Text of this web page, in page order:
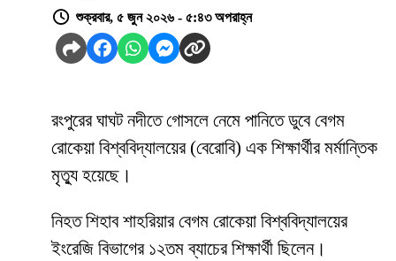
শুক্রবার, ৫ জুন ২০২৬ - ৫:৪৩ অপরাহ্ন
রংপুরের ঘাঘট নদীতে গোসলে নেমে পানিতে ডুবে বেগম
রোকেয়া বিশ্ববিদ্যালয়ের (বেরোবি) এক শিক্ষার্থীর মর্মান্তিক
মৃত্যু হয়েছে।
নিহত শিহাব শাহরিয়ার বেগম রোকেয়া বিশ্ববিদ্যালয়ের
ইংরেজি বিভাগের ১২তম ব্যাচের শিক্ষার্থী ছিলেন।